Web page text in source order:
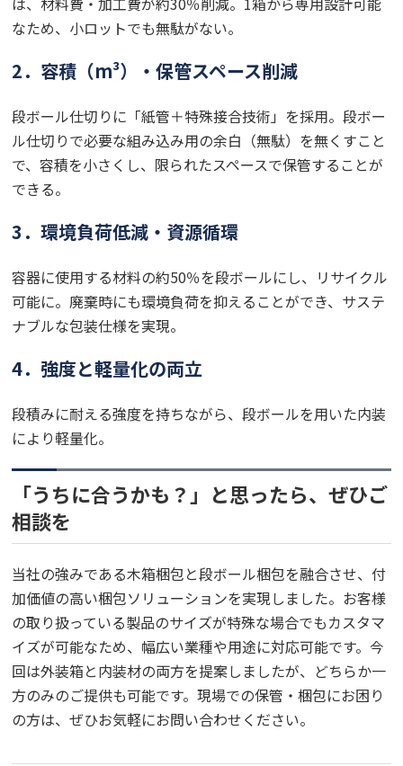
なため、小ロットでも無駄がない。
2．容積（m³）・保管スペース削減
段ボール仕切りに「紙管＋特殊接合技術」を採用。段ボー
ル仕切りで必要な組み込み用の余白（無駄）を無くすこと
で、容積を小さくし、限られたスペースで保管することが
できる。
3．環境負荷低減・資源循環
容器に使用する材料の約50％を段ボールにし、リサイクル
可能に。廃棄時にも環境負荷を抑えることができ、サステ
ナブルな包装仕様を実現。
4．強度と軽量化の両立
段積みに耐える強度を持ちながら、段ボールを用いた内装
により軽量化。
「うちに合うかも？」と思ったら、ぜひご
相談を
当社の強みである木箱梱包と段ボール梱包を融合させ、付
加価値の高い梱包ソリューションを実現しました。お客様
の取り扱っている製品のサイズが特殊な場合でもカスタマ
イズが可能なため、幅広い業種や用途に対応可能です。今
回は外装箱と内装材の両方を提案しましたが、どちらか一
方のみのご提供も可能です。現場での保管・梱包にお困り
の方は、ぜひお気軽にお問い合わせください。